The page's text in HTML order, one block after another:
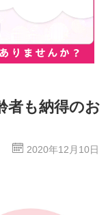
者も納得のお
2020年12月10日